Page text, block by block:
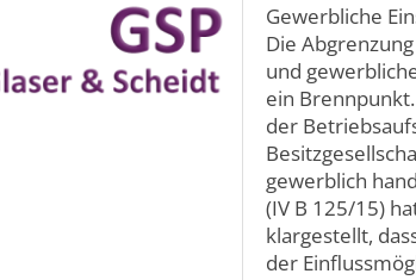
Gewerbliche
Die
und
ein
der
gewerblich
(IV B 125/15)
klargestellt,
der